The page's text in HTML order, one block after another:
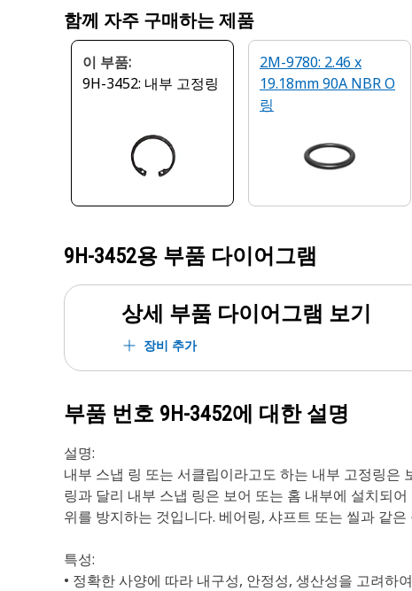
함께 자주 구매하는 제품
이 부품:
9H-3452: 내부 고정링
2M-9780: 2.46 x
19.18mm 90A NBR O
링
9H-3452용 부품 다이어그램
상세 부품 다이어그램 보기
장비 추가
부품 번호 9H-3452에 대한 설명
설명:
내부 스냅 링 또는 서클립이라고도 하는 내부 고정링은
링과 달리 내부 스냅 링은 보어 또는 홈 내부에 설치되
위를 방지하는 것입니다. 베어링, 샤프트 또는 씰과 같
특성:
• 정확한 사양에 따라 내구성, 안정성, 생산성을 고려하